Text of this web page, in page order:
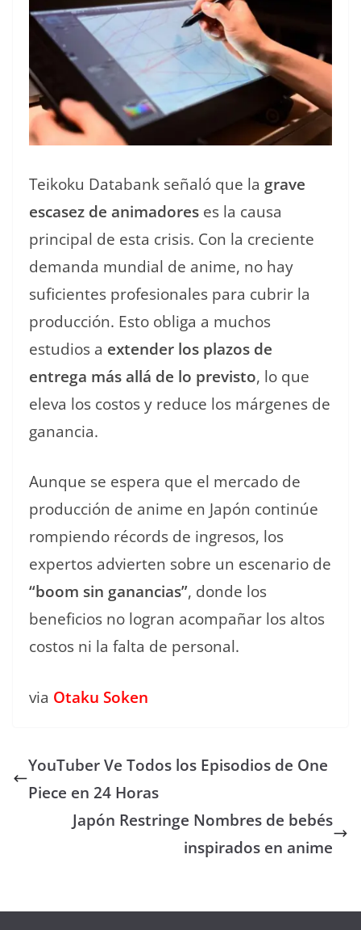
Teikoku Databank señaló que la grave
escasez de animadores es la causa
principal de esta crisis. Con la creciente
demanda mundial de anime, no hay
suficientes profesionales para cubrir la
producción. Esto obliga a muchos
estudios a extender los plazos de
entrega más allá de lo previsto, lo que
eleva los costos y reduce los márgenes de
ganancia.
Aunque se espera que el mercado de
producción de anime en Japón continúe
rompiendo récords de ingresos, los
expertos advierten sobre un escenario de
“boom sin ganancias”, donde los
beneficios no logran acompañar los altos
costos ni la falta de personal.
via Otaku Soken
YouTuber Ve Todos los Episodios de One
Piece en 24 Horas
Japón Restringe Nombres de bebés
inspirados en anime